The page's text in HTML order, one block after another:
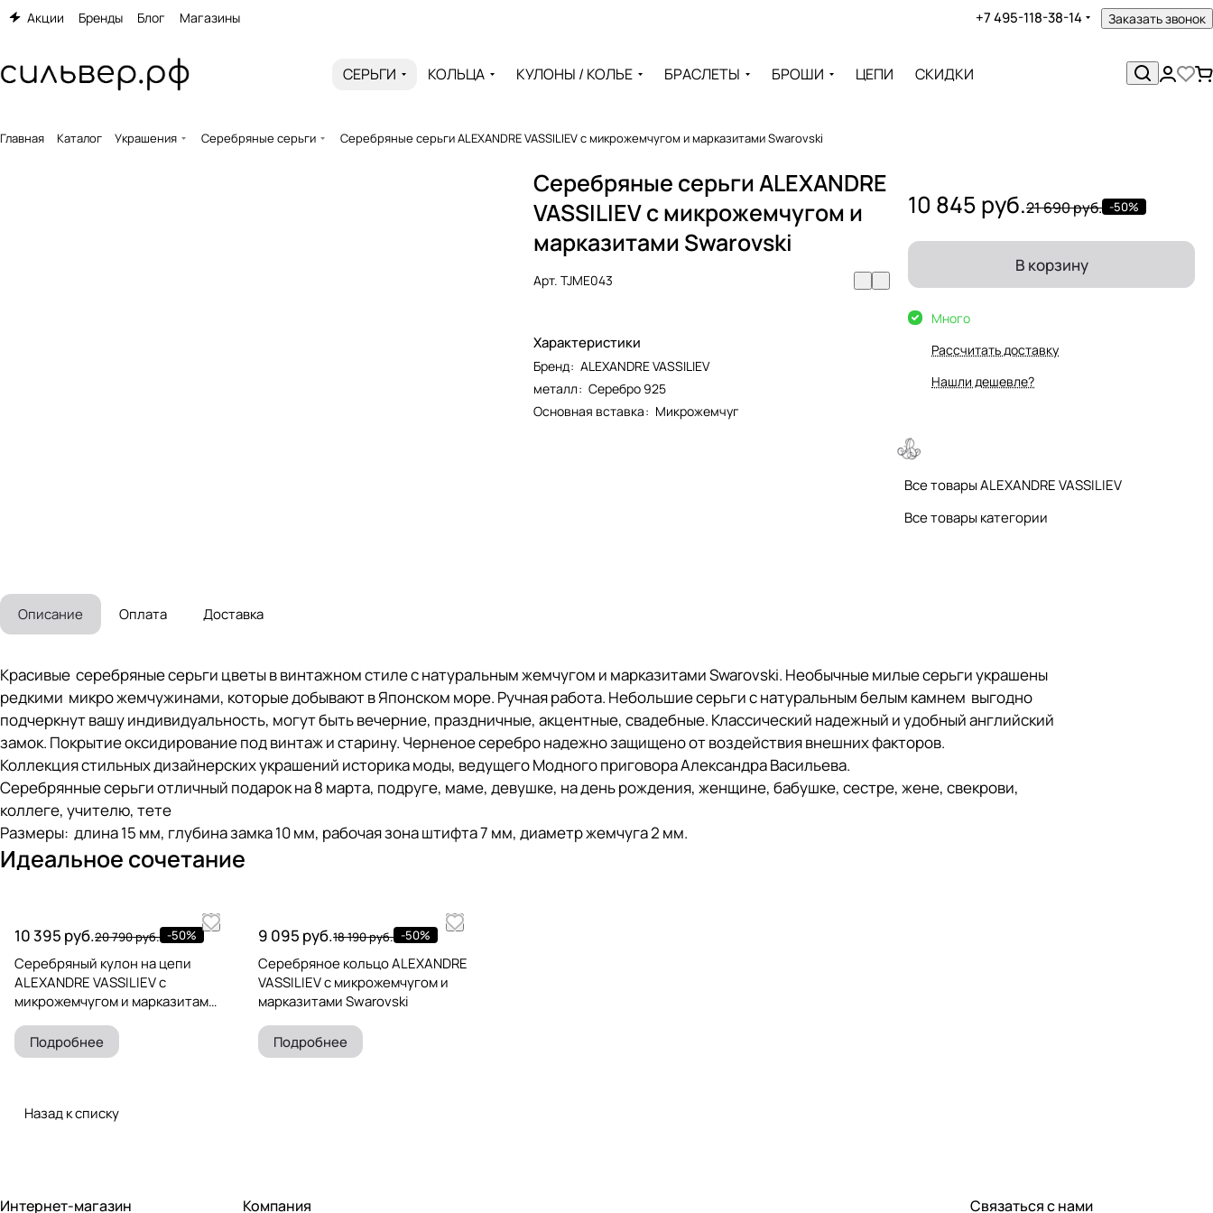
Акции Бренды Блог Магазины +7 495-118-38-14 Заказать звонок
СЕРЬГИ КОЛЬЦА КУЛОНЫ / КОЛЬЕ БРАСЛЕТЫ БРОШИ ЦЕПИ СКИДКИ
Главная Каталог Украшения Серебряные серьги Серебряные серьги ALEXANDRE VASSILIEV с микрожемчугом и марказитами Swarovski
Серебряные серьги ALEXANDRE
VASSILIEV с микрожемчугом и
марказитами Swarovski
Арт.TJME043
Характеристики
Бренд: ALEXANDRE VASSILIEV
металл: Серебро 925
Основная вставка: Микрожемчуг
10 845 руб.21 690 руб. -50%
В корзину
Много
Рассчитать доставку
Нашли дешевле?
Все товары ALEXANDRE VASSILIEV
Все товары категории
Описание Оплата Доставка
Красивые серебряные серьги цветы в винтажном стиле с натуральным жемчугом и марказитами Swarovski. Необычные милые серьги украшены
редкими микро жемчужинами, которые добывают в Японском море. Ручная работа. Небольшие серьги с натуральным белым камнем выгодно
подчеркнут вашу индивидуальность, могут быть вечерние, праздничные, акцентные, свадебные. Классический надежный и удобный английский
замок. Покрытие оксидирование под винтаж и старину. Черненое серебро надежно защищено от воздействия внешних факторов.
Коллекция стильных дизайнерских украшений историка моды, ведущего Модного приговора Александра Васильева.
Серебрянные серьги отличный подарок на 8 марта, подруге, маме, девушке, на день рождения, женщине, бабушке, сестре, жене, свекрови,
коллеге, учителю, тете
Размеры: длина 15 мм, глубина замка 10 мм, рабочая зона штифта 7 мм, диаметр жемчуга 2 мм.
Идеальное сочетание
10 395 руб.20 790 руб. -50%
Серебряный кулон на цепи
ALEXANDRE VASSILIEV с
микрожемчугом и марказитами
Подробнее
9 095 руб.18 190 руб. -50%
Серебряное кольцо ALEXANDRE
VASSILIEV с микрожемчугом и
марказитами Swarovski
Подробнее
Назад к списку
Интернет-магазин Компания Связаться с нами